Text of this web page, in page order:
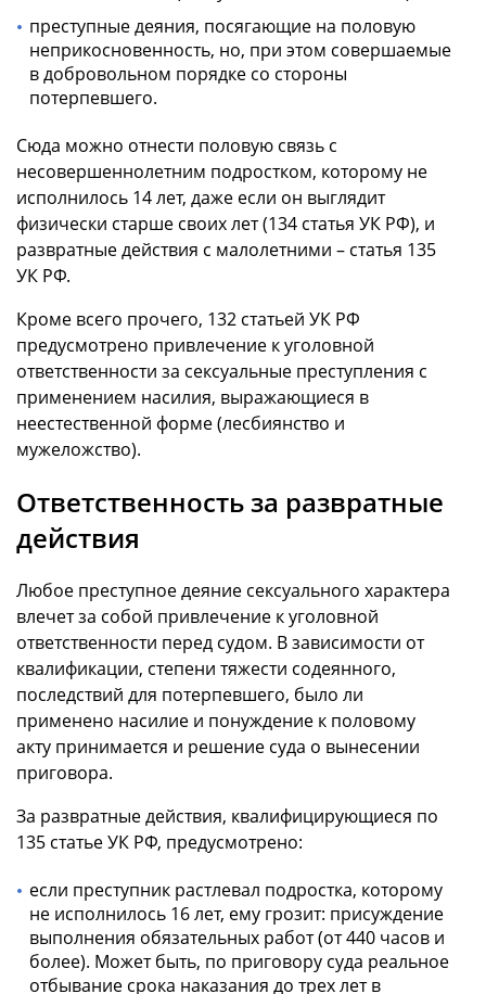
преступные деяния, посягающие на половую
неприкосновенность, но, при этом совершаемые
в добровольном порядке со стороны
потерпевшего.
Сюда можно отнести половую связь с
несовершеннолетним подростком, которому не
исполнилось 14 лет, даже если он выглядит
физически старше своих лет (134 статья УК РФ), и
развратные действия с малолетними – статья 135
УК РФ.
Кроме всего прочего, 132 статьей УК РФ
предусмотрено привлечение к уголовной
ответственности за сексуальные преступления с
применением насилия, выражающиеся в
неестественной форме (лесбиянство и
мужеложство).
Ответственность за развратные
действия
Любое преступное деяние сексуального характера
влечет за собой привлечение к уголовной
ответственности перед судом. В зависимости от
квалификации, степени тяжести содеянного,
последствий для потерпевшего, было ли
применено насилие и понуждение к половому
акту принимается и решение суда о вынесении
приговора.
За развратные действия, квалифицирующиеся по
135 статье УК РФ, предусмотрено:
если преступник растлевал подростка, которому
не исполнилось 16 лет, ему грозит: присуждение
выполнения обязательных работ (от 440 часов и
более). Может быть, по приговору суда реальное
отбывание срока наказания до трех лет в